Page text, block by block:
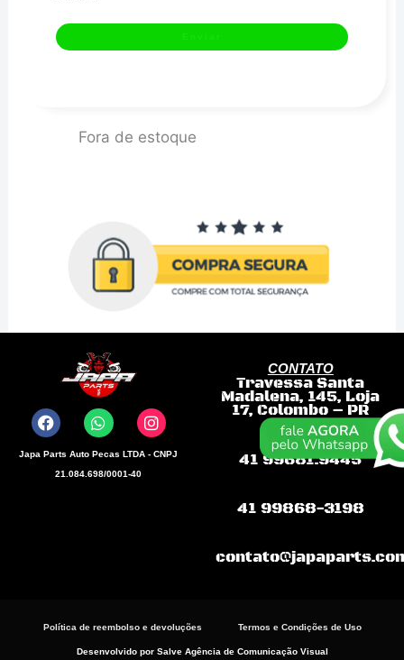
Fora de estoque
a
c
e
b
W
h
a
t
s
a
n
s
t
a
Japa Parts Auto Pecas LTDA - CNPJ
21.084.698/0001-40
CONTATO
Travessa Santa
Madalena, 145, Loja
17, Colombo – PR
41 99681.9445
41 99868-3198
Política de reembolso e devoluções Termos e Condições de Uso
Desenvolvido por Salve Agência de Comunicação Visual